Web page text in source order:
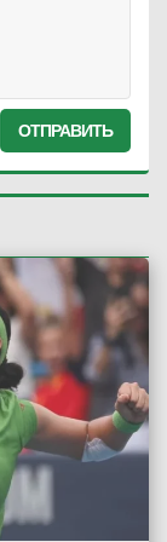
ОТПРАВИТЬ